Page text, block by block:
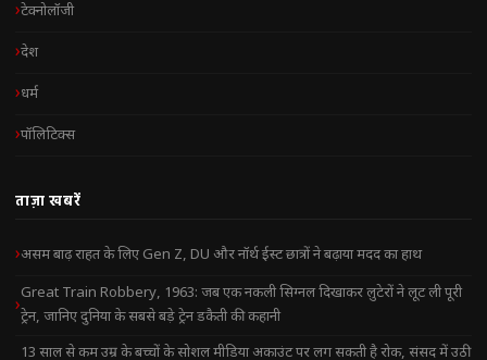
टेक्नोलॉजी
देश
धर्म
पॉलिटिक्स
ताज़ा खबरें
असम बाढ़ राहत के लिए Gen Z, DU और नॉर्थ ईस्ट छात्रों ने बढ़ाया मदद का हाथ
Great Train Robbery, 1963: जब एक नकली सिग्नल दिखाकर लुटेरों ने लूट ली पूरी
ट्रेन, जानिए दुनिया के सबसे बड़े ट्रेन डकैती की कहानी
13 साल से कम उम्र के बच्चों के सोशल मीडिया अकाउंट पर लग सकती है रोक, संसद में उठी